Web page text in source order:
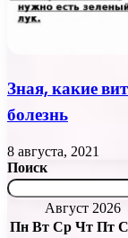
Зная, какие
болезнь
8 августа, 2021
Поиск
Август 2026
Пн Вт Ср Чт Пт